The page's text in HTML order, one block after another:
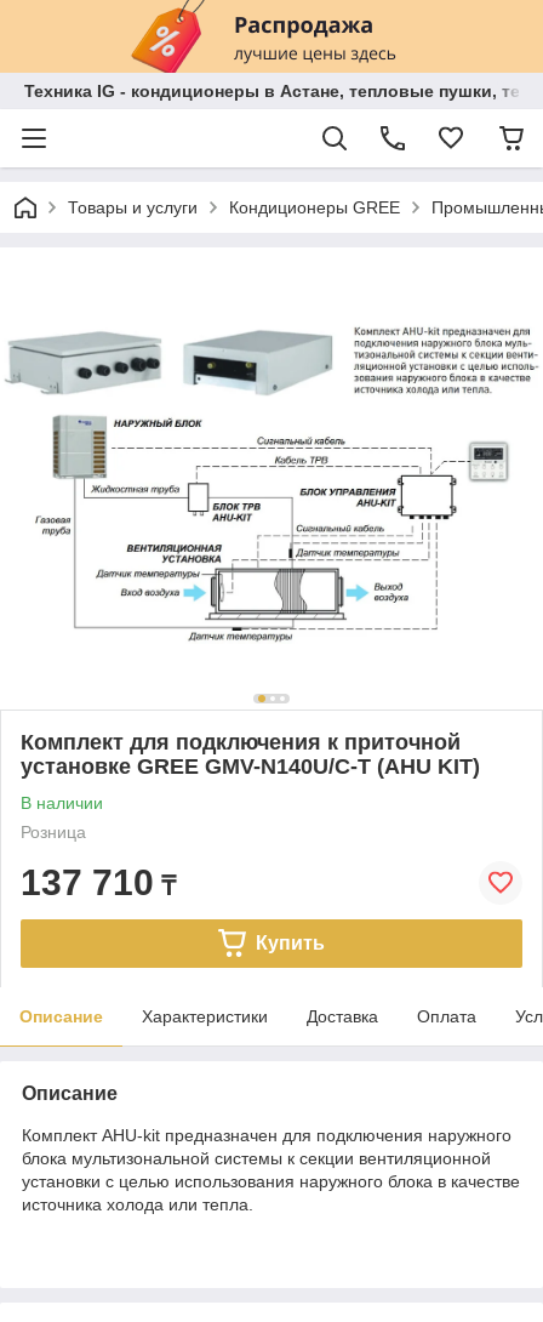
Техника IG - кондиционеры в Астане, тепловые пушки,
Товары и услуги Кондиционеры GREE
Комплект для подключения к приточной
установке GREE GMV-N140U/C-T (AHU KIT)
В наличии
Розница
137 710 ₸
Купить
Описание Характеристики Доставка Оплата
Описание
Комплект AHU-kit предназначен для подключения наружного
блока мультизональной системы к секции вентиляционной
установки с целью использования наружного блока в качестве
источника холода или тепла.